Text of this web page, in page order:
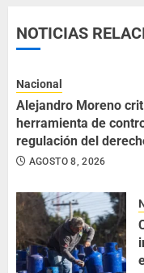
NOTICIAS
Nacional
Alejandro Moreno
herramienta de
regulación del
AGOSTO 8, 2026